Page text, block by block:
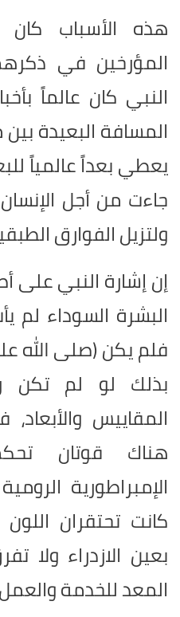
هذه الأسباب
المؤرخين في
النبي كان عالماً
المسافة البعيدة
يعطي بعداً عالمياً
جاءت من أجل
ولتزيل الفوارق
إن إشارة النبي على
البشرة السوداء لم
فلم يكن (صلى الله
بذلك لو لم تكن
المقاييس
هناك قوتان
الإمبراطورية
كانت تحتقران
بعين الازدراء ولا
المعد للخدمة